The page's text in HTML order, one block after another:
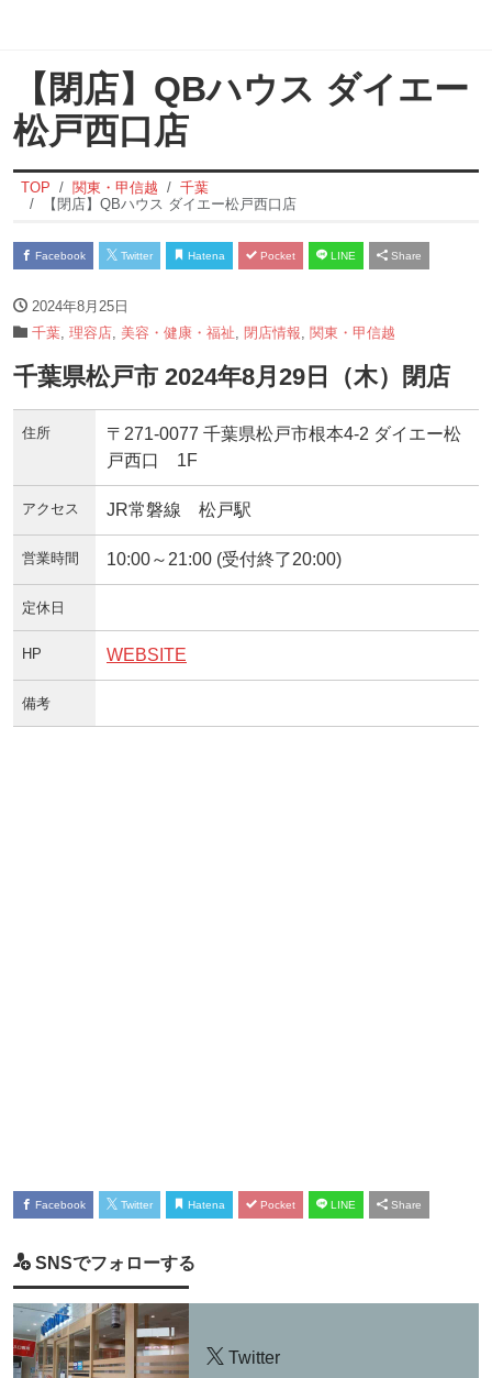
【閉店】QBハウス ダイエー
松戸西口店
TOP 関東・甲信越
千葉
【閉店】QBハウス ダイエー松戸西口店
Facebook Twitter Hatena Pocket LINE Share
2024年8月25日
千葉 理容店 美容・健康・福祉 閉店情報 関東・甲信越
千葉県松戸市 2024年8月29日（木）閉店
住所
〒271-0077 千葉県松戸市根本4-2 ダイエー松
戸西口 1F
アクセス JR常磐線 松戸駅
営業時間 10:00～21:00 (受付終了20:00)
定休日
HP WEBSITE
備考
Facebook Twitter Hatena Pocket LINE Share
SNSでフォローする
Twitter